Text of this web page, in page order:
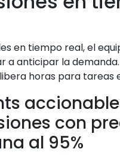
en tiempo real, el
a anticipar la
horas para tareas
con
al 95%